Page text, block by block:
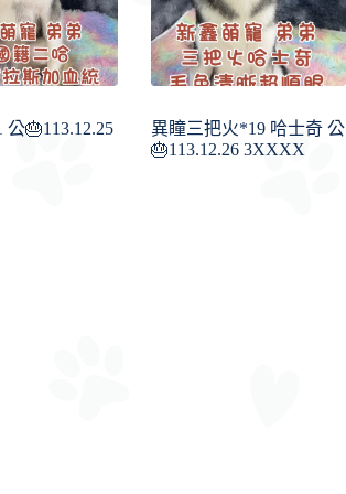
公🎂113.12.25
異瞳三把火*19 哈士奇 公
🎂113.12.26 3XXXX